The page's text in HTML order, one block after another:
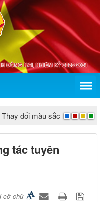
Thay đổi màu sắc
tác tuyên
cỡ chữ